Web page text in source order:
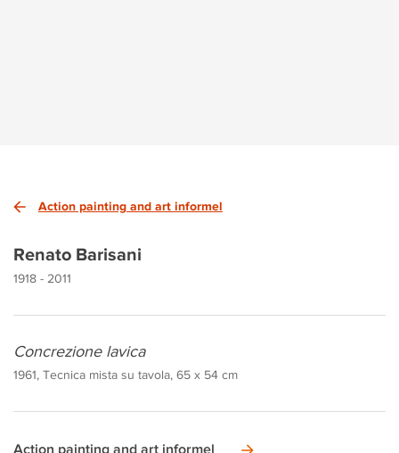
Action painting and art informel
Renato Barisani
1918 - 2011
Concrezione lavica
1961, Tecnica mista su tavola, 65 x 54 cm
Action painting and art informel